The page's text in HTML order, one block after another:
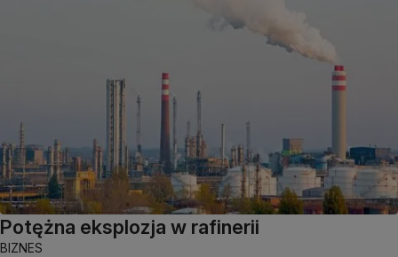
Potężna eksplozja w rafinerii
BIZNES